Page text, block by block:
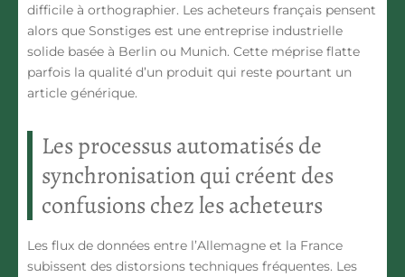
difficile à orthographier. Les acheteurs français pensent
alors que Sonstiges est une entreprise industrielle
solide basée à Berlin ou Munich. Cette méprise flatte
parfois la qualité d’un produit qui reste pourtant un
article générique.
Les processus automatisés de
synchronisation qui créent des
confusions chez les acheteurs
Les flux de données entre l’Allemagne et la France
subissent des distorsions techniques fréquentes. Les